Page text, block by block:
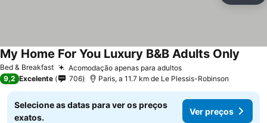
Bed & Breakfast Acomodação apenas para adultos
My Home For You Luxury B&B Adults Only
9,2 Excelente 706 Paris, a 11.7 km de Le Plessis-Robinson
Selecione as datas para ver os preços
exatos.
Ver preços